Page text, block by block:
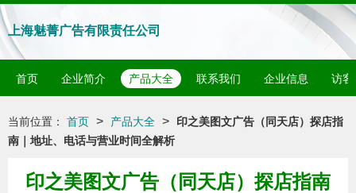
上海魅菁广告有限责任公司
首页 企业简介 产品大全 联系我们 企业信息 访客
当前位置： 首页 > 产品大全 >
印之美图文广告（同天店）探店指
南｜地址、电话与营业时间全解析
印之美图文广告（同天店）探店指南